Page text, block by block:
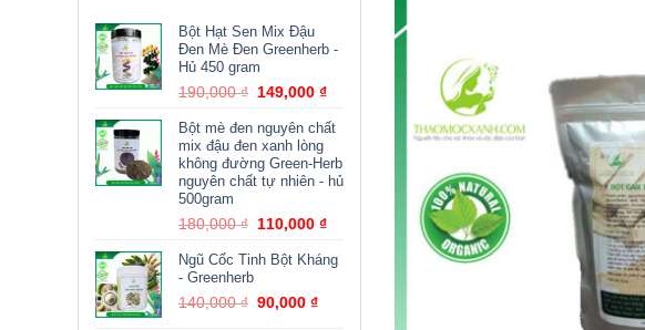
Bột Hạt Sen Mix Đậu
Đen Mè Đen Greenherb -
Hủ 450 gram
190,000₫ 149,000₫
Bột mè đen nguyên chất
mix đậu đen xanh lòng
không đường Green-Herb
nguyên chất tự nhiên - hủ
500gram
180,000₫ 110,000₫
Ngũ Cốc Tinh Bột Kháng
- Greenherb
140,000₫ 90,000₫